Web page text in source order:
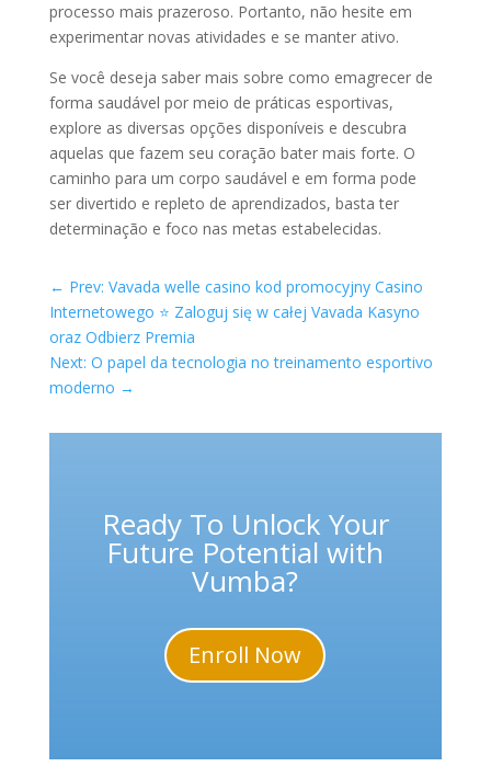
processo mais prazeroso. Portanto, não hesite em
experimentar novas atividades e se manter ativo.
Se você deseja saber mais sobre como emagrecer de
forma saudável por meio de práticas esportivas,
explore as diversas opções disponíveis e descubra
aquelas que fazem seu coração bater mais forte. O
caminho para um corpo saudável e em forma pode
ser divertido e repleto de aprendizados, basta ter
determinação e foco nas metas estabelecidas.
← Prev: Vavada welle casino kod promocyjny Casino
Internetowego ⭐️ Zaloguj się w całej Vavada Kasyno
oraz Odbierz Premia
Next: O papel da tecnologia no treinamento esportivo
moderno →
Ready To Unlock Your
Future Potential with
Vumba?
Enroll Now